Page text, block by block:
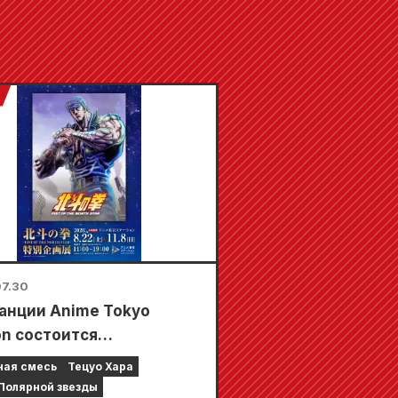
Anime Tokyo
состоится
выставка,
фильму «Кулак
смесь
Тецуо Хара
звезды